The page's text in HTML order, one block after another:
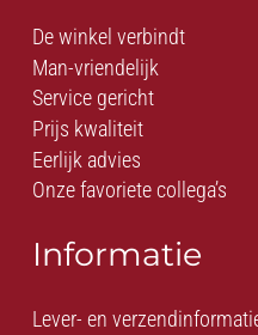
De winkel verbindt
Man-vriendelijk
Service gericht
Prijs kwaliteit
Eerlijk advies
Onze favoriete collega’s
Informatie
Lever- en